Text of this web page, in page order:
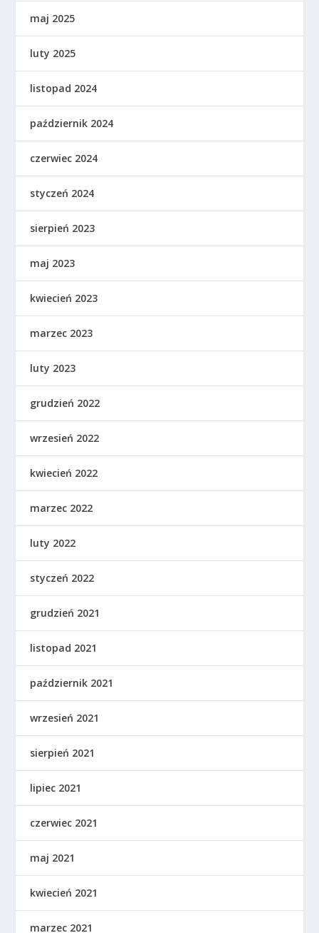
maj 2025
luty 2025
listopad 2024
październik 2024
czerwiec 2024
styczeń 2024
sierpień 2023
maj 2023
kwiecień 2023
marzec 2023
luty 2023
grudzień 2022
wrzesień 2022
kwiecień 2022
marzec 2022
luty 2022
styczeń 2022
grudzień 2021
listopad 2021
październik 2021
wrzesień 2021
sierpień 2021
lipiec 2021
czerwiec 2021
maj 2021
kwiecień 2021
marzec 2021